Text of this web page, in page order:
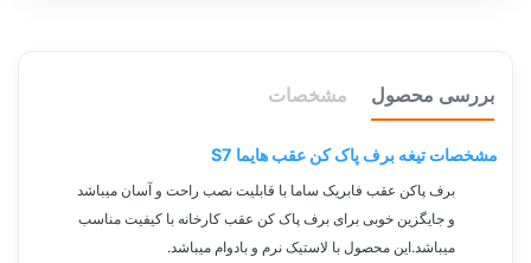
بررسی محصول مشخصات
مشخصات تیغه برف پاک کن عقب هایما S7
برف پاکن عقب فابریک ساما با قابلیت نصب راحت و آسان میباشد
و جایگزین خوبی برای برف پاک کن عقب کارخانه با کیفیت مناسب
میباشد.این محصول با لاستیک نرم و بادوام میباشد.